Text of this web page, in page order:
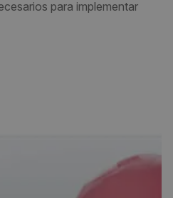
para implementar